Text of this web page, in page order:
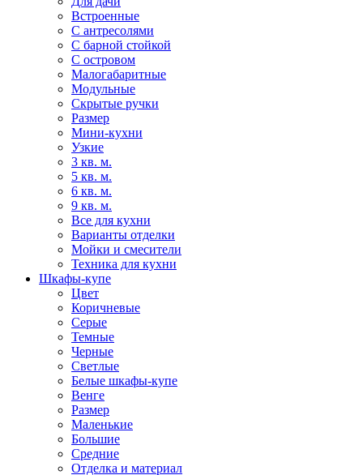
Встроенные
С антресолями
С барной стойкой
С островом
Малогабаритные
Модульные
Скрытые ручки
Размер
Мини-кухни
Узкие
3 кв. м.
5 кв. м.
6 кв. м.
9 кв. м.
Все для кухни
Варианты отделки
Мойки и смесители
Техника для кухни
Шкафы-купе
Цвет
Коричневые
Серые
Темные
Черные
Светлые
Белые шкафы-купе
Венге
Размер
Маленькие
Большие
Средние
Отделка и материал